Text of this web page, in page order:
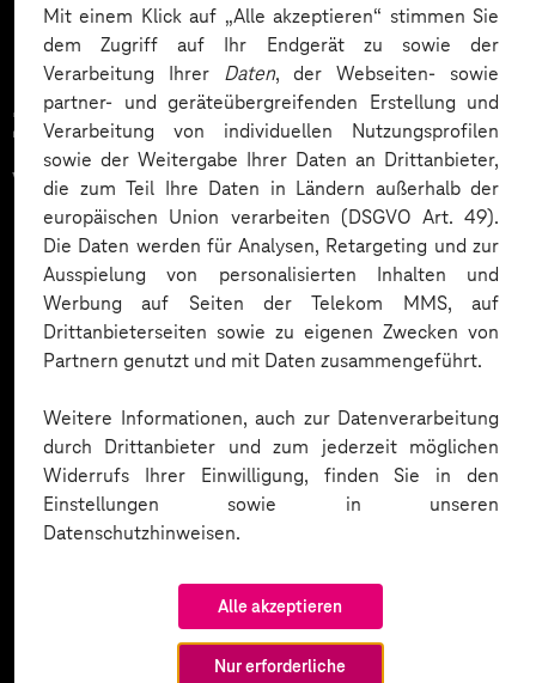
Mit einem Klick auf „Alle akzeptieren“ stimmen Sie
dem Zugriff auf Ihr Endgerät zu sowie der
Verarbeitung Ihrer Daten, der Webseiten- sowie
partner- und geräteübergreifenden Erstellung und
Verarbeitung von individuellen Nutzungsprofilen
sowie der Weitergabe Ihrer Daten an Drittanbieter,
die zum Teil Ihre Daten in Ländern außerhalb der
europäischen Union verarbeiten (DSGVO Art. 49).
Die Daten werden für Analysen, Retargeting und zur
Ausspielung von personalisierten Inhalten und
Werbung auf Seiten der Telekom MMS, auf
Drittanbieterseiten sowie zu eigenen Zwecken von
Partnern genutzt und mit Daten zusammengeführt.
Weitere Informationen, auch zur Datenverarbeitung
durch Drittanbieter und zum jederzeit möglichen
Widerrufs Ihrer Einwilligung, finden Sie in den
Einstellungen sowie in unseren
Datenschutzhinweisen.
Alle akzeptieren
Nur erforderliche
Zahlreiche Unternehmen
vertrauen auf unsere
Expertise. Hier eine Auswahl: